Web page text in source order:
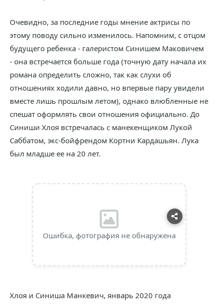
Очевидно, за последние годы мнение актрисы по
этому поводу сильно изменилось. Напомним, с отцом
будущего ребенка - галеристом Синишем Маковичем
- она встречается больше года (точную дату начала их
романа определить сложно, так как слухи об
отношениях ходили давно, но впервые пару увидели
вместе лишь прошлым летом), однако влюбленные не
спешат оформлять свои отношения официально. До
Синиши Хлоя встречалась с манекенщиком Лукой
Саббатом, экс-бойфрендом Кортни Кардашьян. Лука
был младше ее на 20 лет.
Ошибка, фотография не обнаружена
Хлоя и Синиша Манкевич, январь 2020 года